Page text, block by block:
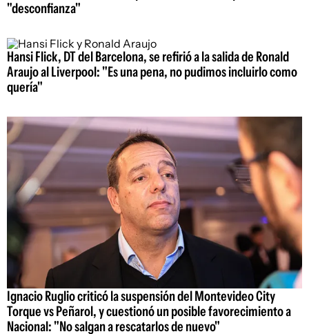
"desconfianza"
Hansi Flick, DT del Barcelona, se refirió a la salida de Ronald
Araujo al Liverpool: "Es una pena, no pudimos incluirlo como
quería"
Ignacio Ruglio criticó la suspensión del Montevideo City
Torque vs Peñarol, y cuestionó un posible favorecimiento a
Nacional: "No salgan a rescatarlos de nuevo"